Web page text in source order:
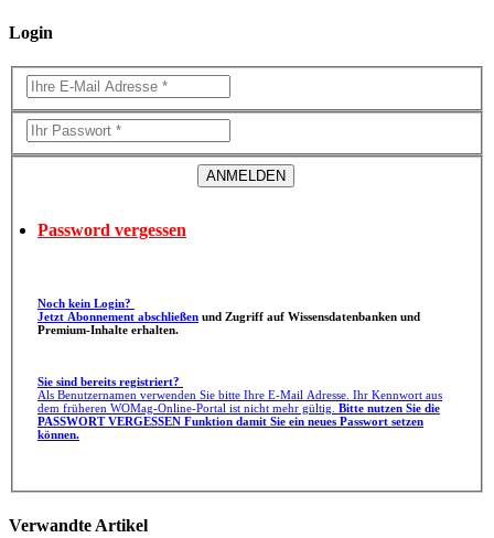
Login
Password vergessen
Noch kein Login?
Jetzt Abonnement abschließen
Premium-Inhalte erhalten.
Sie sind bereits registriert?
Als Benutzernamen verwenden Sie bitte Ihre E-Mail Adresse. Ihr Kennwort aus
dem früheren WOMag-Online-Portal ist nicht mehr gültig. Bitte nutzen Sie die
PASSWORT VERGESSEN Funktion damit Sie ein neues Passwort setzen
können.
Verwandte Artikel